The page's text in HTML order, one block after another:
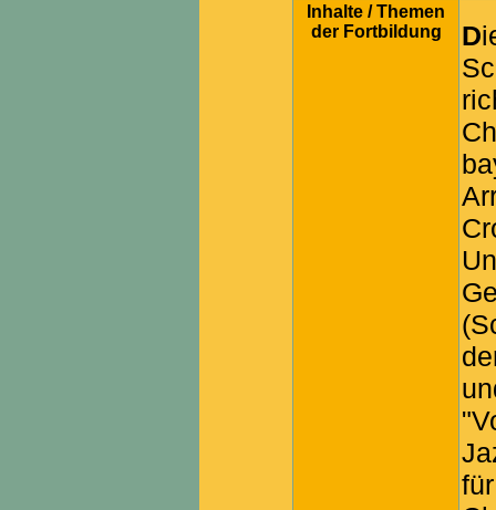
Inhalte / Themen
der Fortbildung
Diese in Kooperation mit der LAG